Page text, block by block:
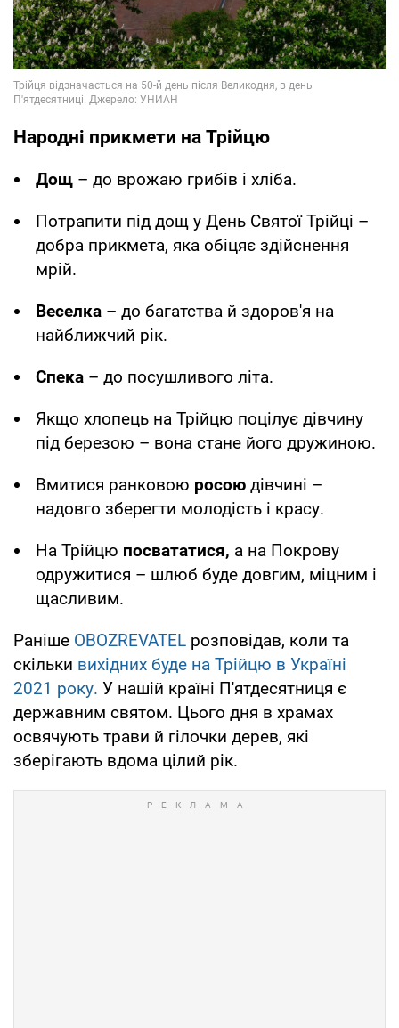
Народні прикмети на Трійцю
Дощ – до врожаю грибів і хліба.
Потрапити під дощ у День Святої Трійці –
добра прикмета, яка обіцяє здійснення
мрій.
Веселка – до багатства й здоров'я на
найближчий рік.
Спека – до посушливого літа.
Якщо хлопець на Трійцю поцілує дівчину
під березою – вона стане його дружиною.
Вмитися ранковою росою дівчині –
надовго зберегти молодість і красу.
На Трійцю посвататися, а на Покрову
одружитися – шлюб буде довгим, міцним і
щасливим.
Раніше OBOZREVATEL розповідав, коли та
скільки вихідних буде на Трійцю в Україні
2021 року. У нашій країні П'ятдесятниця є
державним святом. Цього дня в храмах
освячують трави й гілочки дерев, які
зберігають вдома цілий рік.